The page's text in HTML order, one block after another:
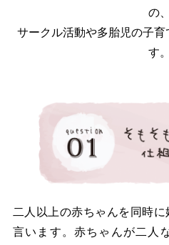
の、
サークル活動や多胎児の子
す。
二人以上の赤ちゃんを同時
言います。赤ちゃんが二人